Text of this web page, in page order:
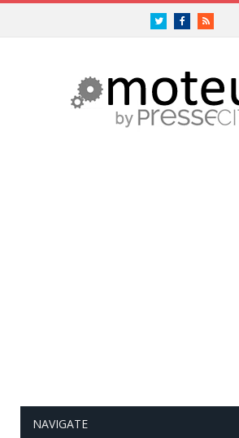
TwitterFacebookRSS
NAVIGATE